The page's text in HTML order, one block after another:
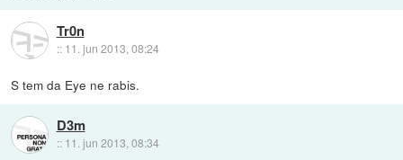
Tr0n
:: 11. jun 2013, 08:24
S tem da Eye ne rabis.
D3m
:: 11. jun 2013, 08:34